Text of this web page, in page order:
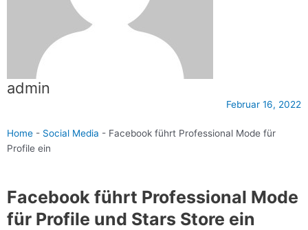
admin
Februar 16, 2022
Home - Social Media - Facebook führt Professional Mode für
Profile ein
Facebook führt Professional Mode
für Profile und Stars Store ein